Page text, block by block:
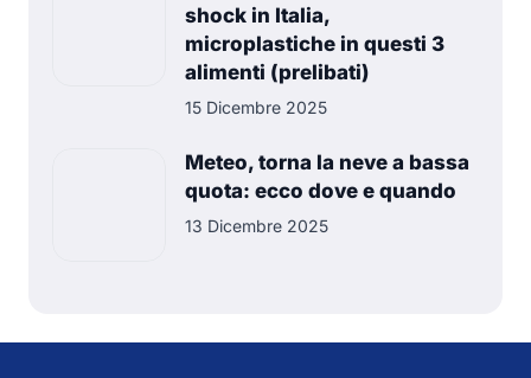
shock in Italia,
microplastiche in questi 3
alimenti (prelibati)
15 Dicembre 2025
Meteo, torna la neve a bassa
quota: ecco dove e quando
13 Dicembre 2025